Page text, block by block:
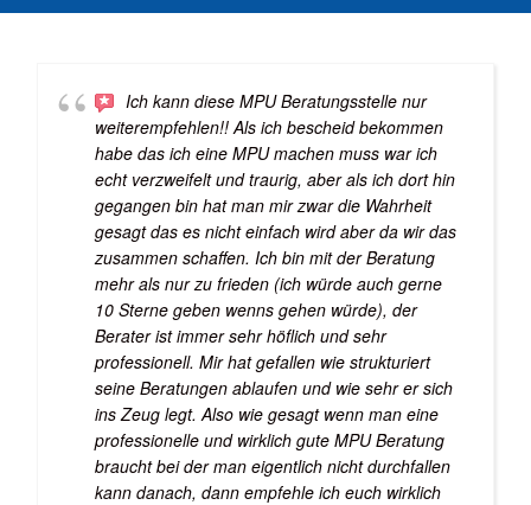
Ich kann diese MPU Beratungsstelle nur
weiterempfehlen!! Als ich bescheid bekommen
habe das ich eine MPU machen muss war ich
echt verzweifelt und traurig, aber als ich dort hin
gegangen bin hat man mir zwar die Wahrheit
gesagt das es nicht einfach wird aber da wir das
zusammen schaffen. Ich bin mit der Beratung
mehr als nur zu frieden (ich würde auch gerne
10 Sterne geben wenns gehen würde), der
Berater ist immer sehr höflich und sehr
professionell. Mir hat gefallen wie strukturiert
seine Beratungen ablaufen und wie sehr er sich
ins Zeug legt. Also wie gesagt wenn man eine
professionelle und wirklich gute MPU Beratung
braucht bei der man eigentlich nicht durchfallen
kann danach, dann empfehle ich euch wirklich